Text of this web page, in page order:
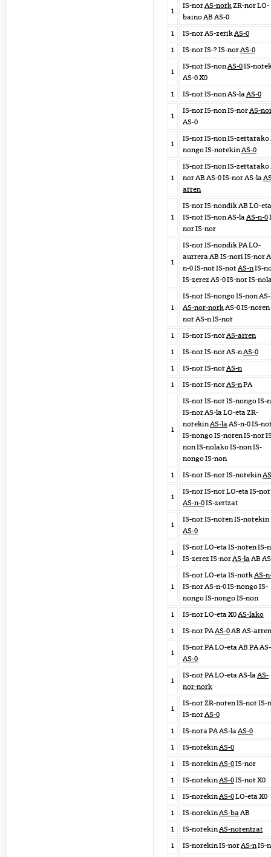
1
IS-norAS-norkZR-nor LO-
baino AB AS-0
1
IS-nor AS-zerikAS-0
1
IS-nor IS-? IS-norAS-0
1
IS-nor IS-nonAS-0IS-
AS-0 X0
1
IS-nor IS-non AS-laAS-0
1
IS-nor IS-non IS-norAS-
AS-0
1
IS-nor IS-non IS-zertarako
nongo IS-norekinAS-0
1
IS-nor IS-non IS-zertarako
nor AB AS-0 IS-nor AS-la
arren
1
IS-nor IS-nondik AB LO-eta
IS-nor IS-non AS-laAS-n-0
nor IS-nor
1
IS-nor IS-nondik PA LO-
aurrera AB IS-nori IS-nor
n-0 IS-nor IS-norAS-nIS-
IS-zerez AS-0 IS-nor IS-
1
IS-nor IS-nongo IS-non
AS-nor-norkAS-0 IS-noren
nor AS-n IS-nor
1
IS-nor IS-norAS-arren
1
IS-nor IS-nor AS-nAS-0
1
IS-nor IS-norAS-n
1
IS-nor IS-norAS-nPA
1
IS-nor IS-nor IS-nongo IS-
IS-nor AS-la LO-eta ZR-
norekinAS-laAS-n-0 IS-
IS-nongo IS-noren IS-nor
non IS-nolako IS-non IS-
nongo IS-non
1
IS-nor IS-nor IS-norekin
1
IS-nor IS-nor LO-eta IS-nor
AS-n-0IS-zertzat
1
IS-nor IS-noren IS-norekin
AS-0
1
IS-nor LO-eta IS-noren IS-
IS-zerez IS-norAS-laAB
1
IS-nor LO-eta IS-norkAS-
IS-nor AS-n-0 IS-nongo IS-
nongo IS-nongo IS-non
1
IS-nor LO-eta X0AS-lako
1
IS-nor PAAS-0AB AS-arren
1
IS-nor PA LO-eta AB PA
AS-0
1
IS-nor PA LO-eta AS-laAS-
nor-nork
1
IS-nor ZR-noren IS-nor IS-
IS-norAS-0
1
IS-nora PA AS-laAS-0
1
IS-norekinAS-0
1
IS-norekinAS-0IS-nor
1
IS-norekinAS-0IS-nor X0
1
IS-norekinAS-0LO-eta X0
1
IS-norekinAS-baAB
1
IS-norekinAS-norentzat
1
IS-norekin IS-norAS-nIS-